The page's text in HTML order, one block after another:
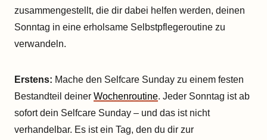
zusammengestellt, die dir dabei helfen werden, deinen
Sonntag in eine erholsame Selbstpflegeroutine zu
verwandeln.
Erstens: Mache den Selfcare Sunday zu einem festen
Bestandteil deiner Wochenroutine. Jeder Sonntag ist ab
sofort dein Selfcare Sunday – und das ist nicht
verhandelbar. Es ist ein Tag, den du dir zur